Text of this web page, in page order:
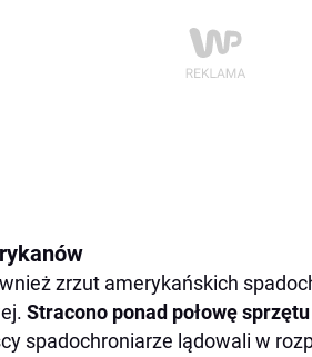
zrzut amerykańskich
Stracono ponad połowę
spadochroniarze lądowali w